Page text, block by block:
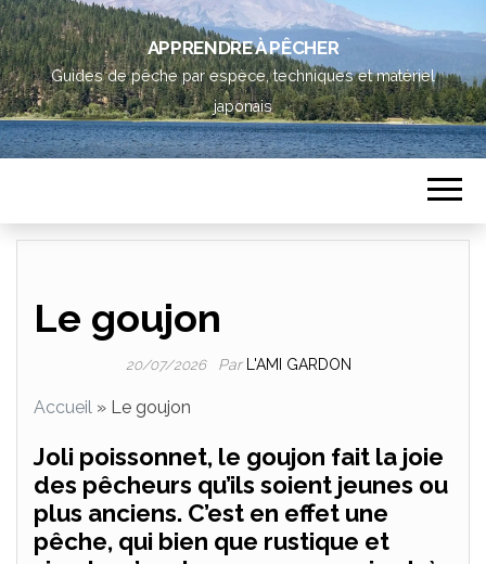
APPRENDRE À PÊCHER
Guides de pêche par espèce, techniques et matériel
japonais
Le goujon
20/07/2026 Par L'AMI GARDON
Accueil » Le goujon
Joli poissonnet, le goujon fait la joie
des pêcheurs qu’ils soient jeunes ou
plus anciens. C’est en effet une
pêche, qui bien que rustique et